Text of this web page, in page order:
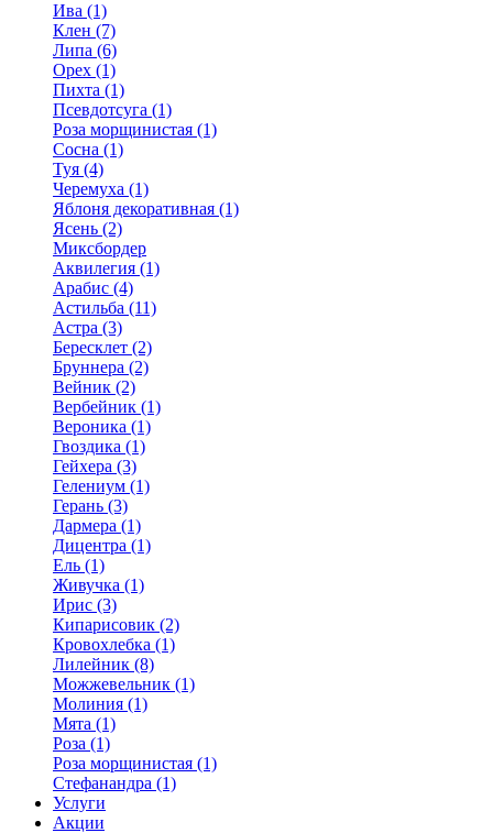
Ива (1)
Клен (7)
Липа (6)
Орех (1)
Пихта (1)
Псевдотсуга (1)
Роза морщинистая (1)
Сосна (1)
Туя (4)
Черемуха (1)
Яблоня декоративная (1)
Ясень (2)
Миксбордер
Аквилегия (1)
Арабис (4)
Астильба (11)
Астра (3)
Бересклет (2)
Бруннера (2)
Вейник (2)
Вербейник (1)
Вероника (1)
Гвоздика (1)
Гейхера (3)
Гелениум (1)
Герань (3)
Дармера (1)
Дицентра (1)
Ель (1)
Живучка (1)
Ирис (3)
Кипарисовик (2)
Кровохлебка (1)
Лилейник (8)
Можжевельник (1)
Молиния (1)
Мята (1)
Роза (1)
Роза морщинистая (1)
Стефанандра (1)
Услуги
Акции